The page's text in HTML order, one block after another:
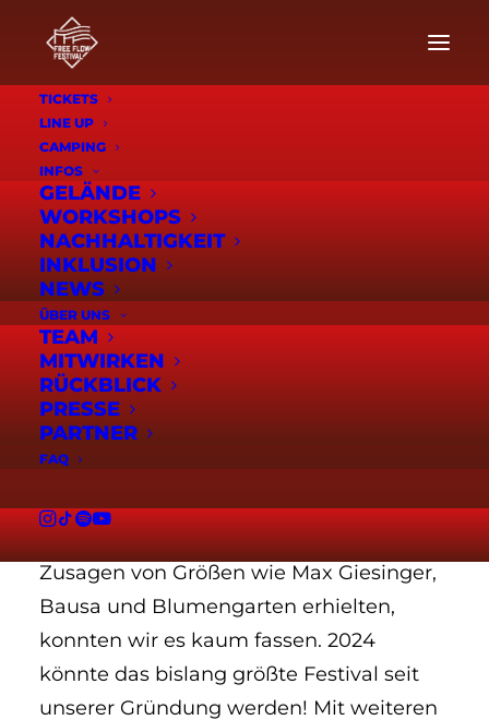
TICKETS
LINE UP
CAMPING
INFOS
GELÄNDE
WORKSHOPS
NACHHALTIGKEIT
INKLUSION
NEWS
ÜBER UNS
TEAM
MITWIRKEN
RÜCKBLICK
PRESSE
PARTNER
FAQ
Max Giesinger,
Bausa &
Blumengarten
kommen – Das
FreeFlow Festival
bringt Biberach auf
die Karte!
Dieses Jahr geht’s richtig ab! Als wir die
Zusagen von Größen wie Max Giesinger,
Bausa und Blumengarten erhielten,
konnten wir es kaum fassen. 2024
könnte das bislang größte Festival seit
unserer Gründung werden! Mit weiteren